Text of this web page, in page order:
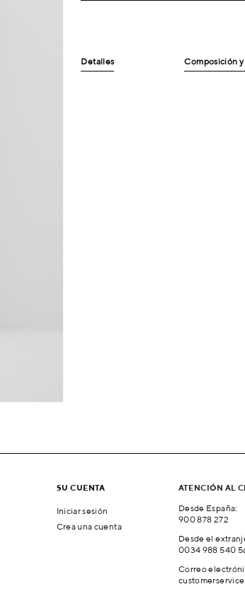
Detalles Composición
SU CUENTA
Iniciar sesión
Crea una cuenta
ATENCIÓN AL
Desde España:
900 878 272
Desde el
0034 988 540
Correo